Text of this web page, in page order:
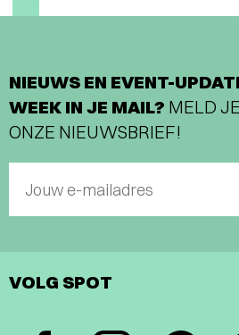
NIEUWS EN EVENT-
WEEK IN JE MAIL? MELD
ONZE NIEUWSBRIEF!
Jouw e-mailadres
VOLG SPOT